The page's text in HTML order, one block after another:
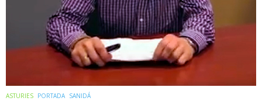
ASTURIES PORTADA SANIDÁ